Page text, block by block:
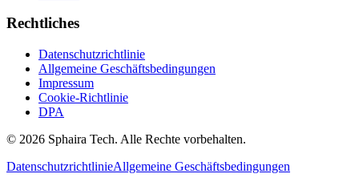
Rechtliches
Datenschutzrichtlinie
Allgemeine Geschäftsbedingungen
Impressum
Cookie-Richtlinie
DPA
© 2026 Sphaira Tech. Alle Rechte vorbehalten.
DatenschutzrichtlinieAllgemeine Geschäftsbedingungen